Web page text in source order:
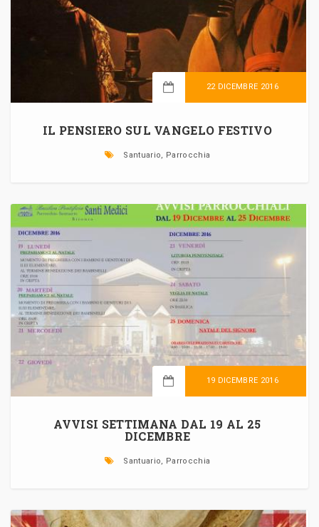
22 DICEMBRE 2016
IL PENSIERO SUL VANGELO FESTIVO
Santuario, Parrocchia
19 DICEMBRE 2016
AVVISI SETTIMANA DAL 19 AL 25
DICEMBRE
Santuario, Parrocchia